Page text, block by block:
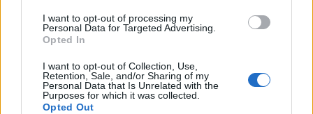
I want to opt-out of processing my
Personal Data for Targeted Advertising.
Opted In
I want to opt-out of Collection, Use,
Retention, Sale, and/or Sharing of my
Personal Data that Is Unrelated with the
Purposes for which it was collected.
Opted Out
tipikus formája.
A lista korántsem teljes, továbbá egy-egy
előfordulás még nem jelent erőszakos
kommunikációt.A hirtelen felindulásból